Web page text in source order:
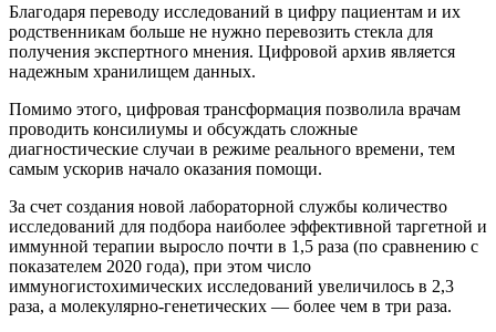
Благодаря переводу исследований в цифру пациентам и их
родственникам больше не нужно перевозить стекла для
получения экспертного мнения. Цифровой архив является
надежным хранилищем данных.
Помимо этого, цифровая трансформация позволила врачам
проводить консилиумы и обсуждать сложные
диагностические случаи в режиме реального времени, тем
самым ускорив начало оказания помощи.
За счет создания новой лабораторной службы количество
исследований для подбора наиболее эффективной таргетной и
иммунной терапии выросло почти в 1,5 раза (по сравнению с
показателем 2020 года), при этом число
иммуногистохимических исследований увеличилось в 2,3
раза, а молекулярно-генетических — более чем в три раза.